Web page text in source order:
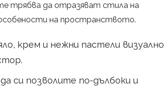
трябва да отразяват стила на
на пространството.
крем и нежни пастели визуално
си позволите по-дълбоки и